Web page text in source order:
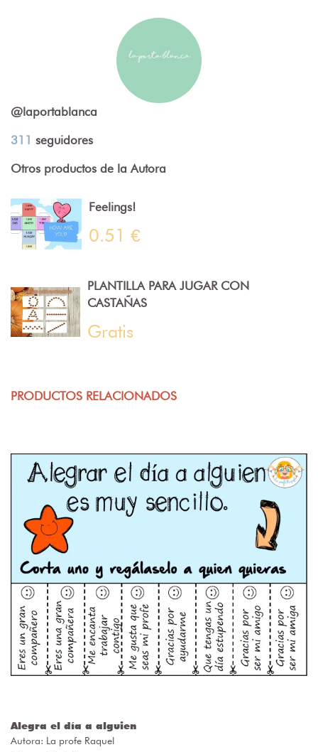
@laportablanca
311 seguidores
Otros productos de la Autora
Feelings!
0.51 €
PLANTILLA PARA JUGAR CON
CASTAÑAS
Gratis
PRODUCTOS RELACIONADOS
Alegra el día a alguien
Autora: La profe Raquel